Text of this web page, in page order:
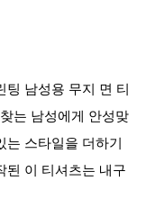
팅 남성용 무지 면 티
는 남성에게 안성맞
는 스타일을 더하기
된 이 티셔츠는 내구